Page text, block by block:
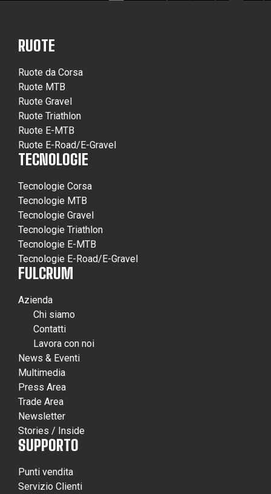
RUOTE
Ruote da Corsa
Ruote MTB
Ruote Gravel
Ruote Triathlon
Ruote E-MTB
Ruote E-Road/E-Gravel
TECNOLOGIE
Tecnologie Corsa
Tecnologie MTB
Tecnologie Gravel
Tecnologie Triathlon
Tecnologie E-MTB
Tecnologie E-Road/E-Gravel
FULCRUM
Azienda
Chi siamo
Contatti
Lavora con noi
News & Eventi
Multimedia
Press Area
Trade Area
Newsletter
Stories / Inside
SUPPORTO
Punti vendita
Servizio Clienti